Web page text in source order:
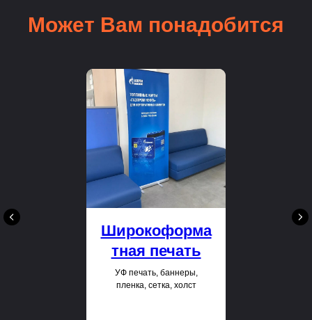
Может Вам понадобится
Широкоформа
тная печать
УФ печать, баннеры,
пленка, сетка, холст